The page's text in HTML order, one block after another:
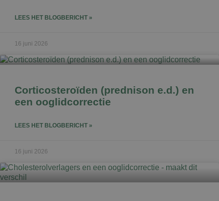
LEES HET BLOGBERICHT »
16 juni 2026
Corticosteroïden (prednison e.d.) en
een ooglidcorrectie
LEES HET BLOGBERICHT »
16 juni 2026